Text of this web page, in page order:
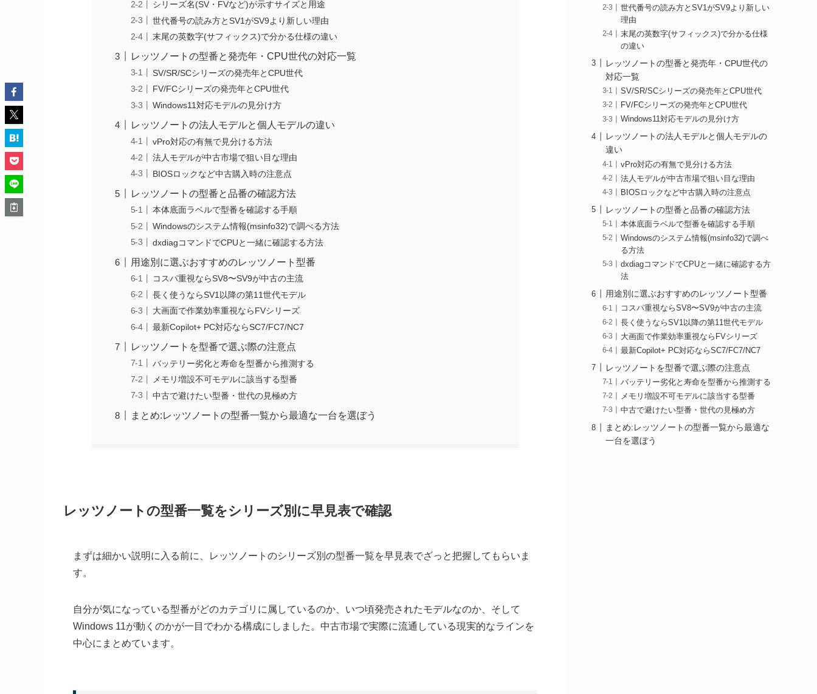
シリーズ名(SV・FVなど)が示すサイズと用途
世代番号の読み方とSV1がSV9より新しい理由
末尾の英数字(サフィックス)で分かる仕様の違い
レッツノートの型番と発売年・CPU世代の対応一覧
SV/SR/SCシリーズの発売年とCPU世代
FV/FCシリーズの発売年とCPU世代
Windows11対応モデルの見分け方
レッツノートの法人モデルと個人モデルの違い
vPro対応の有無で見分ける方法
法人モデルが中古市場で狙い目な理由
BIOSロックなど中古購入時の注意点
レッツノートの型番と品番の確認方法
本体底面ラベルで型番を確認する手順
Windowsのシステム情報(msinfo32)で調べる方法
dxdiagコマンドでCPUと一緒に確認する方法
用途別に選ぶおすすめのレッツノート型番
コスパ重視ならSV8〜SV9が中古の主流
長く使うならSV1以降の第11世代モデル
大画面で作業効率重視ならFVシリーズ
最新Copilot+ PC対応ならSC7/FC7/NC7
レッツノートを型番で選ぶ際の注意点
バッテリー劣化と寿命を型番から推測する
メモリ増設不可モデルに該当する型番
中古で避けたい型番・世代の見極め方
まとめ:レッツノートの型番一覧から最適な一台を選ぼう
レッツノートの型番一覧をシリーズ別に早見表で確認
まずは細かい説明に入る前に、レッツノートのシリーズ別の型番一覧を早見表でざっと把握してもらいま
す。
自分が気になっている型番がどのカテゴリに属しているのか、いつ頃発売されたモデルなのか、そして
Windows 11が動くのかが一目でわかる構成にしました。中古市場で実際に流通している現実的なラインを
中心にまとめています。
世代番号の読み方とSV1がSV9より新しい
理由
末尾の英数字(サフィックス)で分かる仕様
の違い
レッツノートの型番と発売年・CPU世代の
対応一覧
SV/SR/SCシリーズの発売年とCPU世代
FV/FCシリーズの発売年とCPU世代
Windows11対応モデルの見分け方
レッツノートの法人モデルと個人モデルの
違い
vPro対応の有無で見分ける方法
法人モデルが中古市場で狙い目な理由
BIOSロックなど中古購入時の注意点
レッツノートの型番と品番の確認方法
本体底面ラベルで型番を確認する手順
Windowsのシステム情報(msinfo32)で調べ
る方法
dxdiagコマンドでCPUと一緒に確認する方
法
用途別に選ぶおすすめのレッツノート型番
コスパ重視ならSV8〜SV9が中古の主流
長く使うならSV1以降の第11世代モデル
大画面で作業効率重視ならFVシリーズ
最新Copilot+ PC対応ならSC7/FC7/NC7
レッツノートを型番で選ぶ際の注意点
バッテリー劣化と寿命を型番から推測する
メモリ増設不可モデルに該当する型番
中古で避けたい型番・世代の見極め方
まとめ:レッツノートの型番一覧から最適な
一台を選ぼう